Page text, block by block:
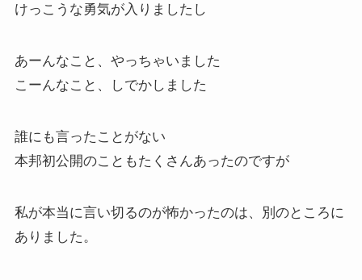
けっこうな勇気が入りましたし
あーんなこと、やっちゃいました
こーんなこと、しでかしました
誰にも言ったことがない
本邦初公開のこともたくさんあったのですが
私が本当に言い切るのが怖かったのは、別のところに
ありました。